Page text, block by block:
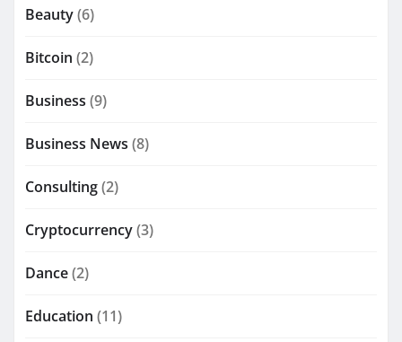
Beauty(6)
Bitcoin (2)
Business (9)
Business News (8)
Consulting(2)
Cryptocurrency(3)
Dance(2)
Education (11)